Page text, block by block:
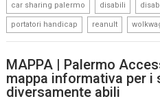
car sharing palermo disabili
portatori handicap reanult
MAPPA | Palermo
mappa informativa per i
diversamente abili